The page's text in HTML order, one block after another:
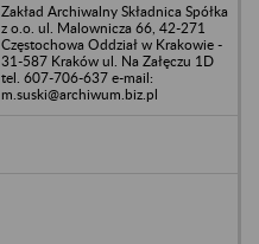
Zakład Archiwalny Składnica Spółka
z o.o. ul. Malownicza 66, 42-271
Częstochowa Oddział w Krakowie -
31-587 Kraków ul. Na Załęczu 1D
tel. 607-706-637 e-mail:
m.suski@archiwum.biz.pl